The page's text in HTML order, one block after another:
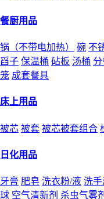
餐厨用品
锅（不带电加热） 碗 不
舀子 保温桶 砧板 汤桶
笼 成套餐具
床上用品
被芯 被套 被芯被套组合
日化用品
牙膏 肥皂 洗衣粉/液 洗手
球 空气清新剂 杀虫气雾剂